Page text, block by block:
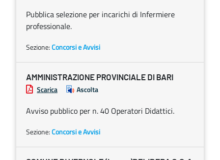
Pubblica selezione per incarichi di Infermiere
professionale.
Sezione:Concorsi e Avvisi
AMMINISTRAZIONE PROVINCIALE DI BARI
Scarica Ascolta
Avviso pubblico per n. 40 Operatori Didattici.
Sezione:Concorsi e Avvisi